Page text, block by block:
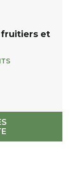
fruitiers et